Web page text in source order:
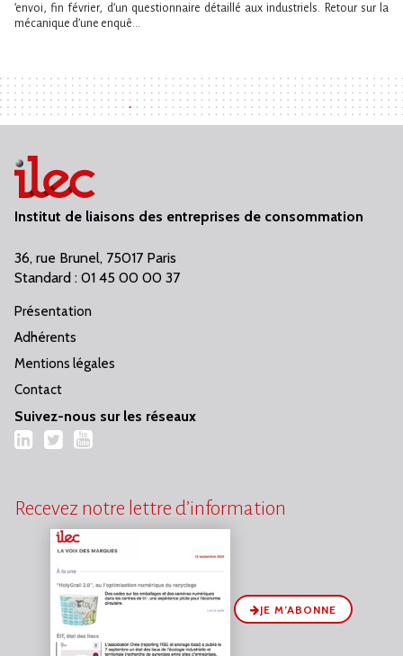
‌’envoi, fin février, d​‌’un questionnaire détaillé aux industriels. Retour sur la
mécanique d​‌’une enquê...
Institut de liaisons des entreprises de consommation
36, rue Brunel, 75017 Paris
Standard : 01 45 00 00 37
Présentation
Adhérents
Mentions légales
Contact
Suivez-nous sur les réseaux
LinkedIn
TwitterYouTube
Recevez notre lettre d’information
JE M’ABONNE